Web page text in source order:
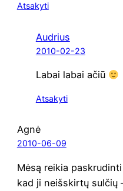
Atsakyti
Audrius
2010-02-23
Labai labai ačiū
Atsakyti
Agnė
2010-06-09
Mėsą rei­kia
kad ji neiš­skir­tų